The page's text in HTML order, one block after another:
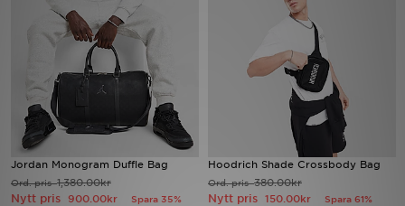
Jordan Monogram Duffle Bag
Ord. pris1,380.00kr
Nytt pris 900.00kr Spara 35%
Hoodrich Shade Crossbody Bag
Ord. pris380.00kr
Nytt pris 150.00kr Spara 61%
Varumärken
Bästsäljare
Sport
Fotboll
Ladda ner appen